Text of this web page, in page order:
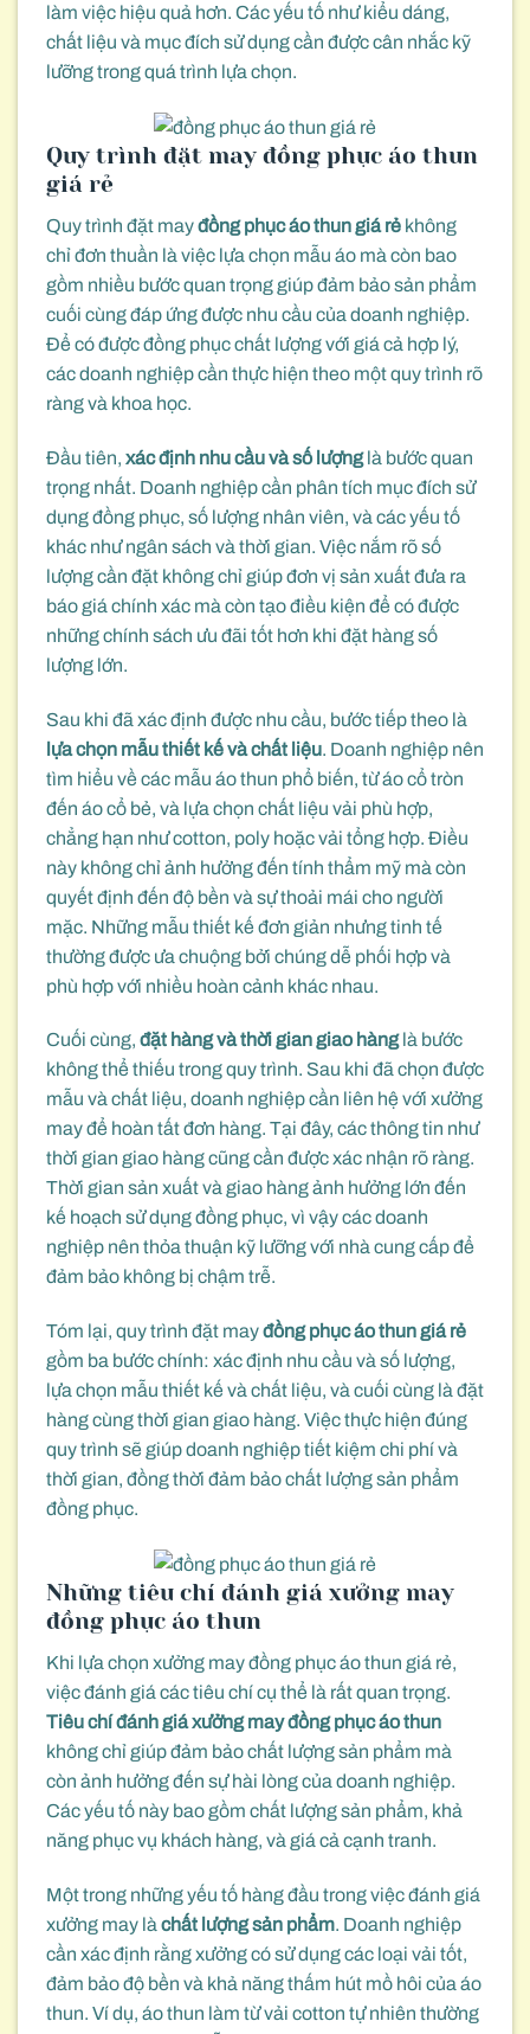
làm việc hiệu quả hơn. Các yếu tố như kiểu dáng,
chất liệu và mục đích sử dụng cần được cân nhắc kỹ
lưỡng trong quá trình lựa chọn.
Quy trình đặt may đồng phục áo thun
giá rẻ
Quy trình đặt mayđồng phục áo thun giá rẻ không
chỉ đơn thuần là việc lựa chọn mẫu áo mà còn bao
gồm nhiều bước quan trọng giúp đảm bảo sản phẩm
cuối cùng đáp ứng được nhu cầu của doanh nghiệp.
Để có được đồng phục chất lượng với giá cả hợp lý,
các doanh nghiệp cần thực hiện theo một quy trình rõ
ràng và khoa học.
Đầu tiên, xác định nhu cầu và số lượnglà bước quan
trọng nhất. Doanh nghiệp cần phân tích mục đích sử
dụng đồng phục, số lượng nhân viên, và các yếu tố
khác như ngân sách và thời gian. Việc nắm rõ số
lượng cần đặt không chỉ giúp đơn vị sản xuất đưa ra
báo giá chính xác mà còn tạo điều kiện để có được
những chính sách ưu đãi tốt hơn khi đặt hàng số
lượng lớn.
Sau khi đã xác định được nhu cầu, bước tiếp theo là
lựa chọn mẫu thiết kế và chất liệu. Doanh nghiệp nên
tìm hiểu về các mẫu áo thun phổ biến, từ áo cổ tròn
đến áo cổ bẻ, và lựa chọn chất liệu vải phù hợp,
chẳng hạn như cotton, poly hoặc vải tổng hợp. Điều
này không chỉ ảnh hưởng đến tính thẩm mỹ mà còn
quyết định đến độ bền và sự thoải mái cho người
mặc. Những mẫu thiết kế đơn giản nhưng tinh tế
thường được ưa chuộng bởi chúng dễ phối hợp và
phù hợp với nhiều hoàn cảnh khác nhau.
Cuối cùng, đặt hàng và thời gian giao hànglà bước
không thể thiếu trong quy trình. Sau khi đã chọn được
mẫu và chất liệu, doanh nghiệp cần liên hệ với xưởng
may để hoàn tất đơn hàng. Tại đây, các thông tin như
thời gian giao hàng cũng cần được xác nhận rõ ràng.
Thời gian sản xuất và giao hàng ảnh hưởng lớn đến
kế hoạch sử dụng đồng phục, vì vậy các doanh
nghiệp nên thỏa thuận kỹ lưỡng với nhà cung cấp để
đảm bảo không bị chậm trễ.
Tóm lại, quy trình đặt mayđồng phục áo thun giá rẻ
gồm ba bước chính: xác định nhu cầu và số lượng,
lựa chọn mẫu thiết kế và chất liệu, và cuối cùng là đặt
hàng cùng thời gian giao hàng. Việc thực hiện đúng
quy trình sẽ giúp doanh nghiệp tiết kiệm chi phí và
thời gian, đồng thời đảm bảo chất lượng sản phẩm
đồng phục.
Những tiêu chí đánh giá xưởng may
đồng phục áo thun
Khi lựa chọn xưởng may đồng phục áo thun giá rẻ,
việc đánh giá các tiêu chí cụ thể là rất quan trọng.
Tiêu chí đánh giá xưởng may đồng phục áo thun
không chỉ giúp đảm bảo chất lượng sản phẩm mà
còn ảnh hưởng đến sự hài lòng của doanh nghiệp.
Các yếu tố này bao gồm chất lượng sản phẩm, khả
năng phục vụ khách hàng, và giá cả cạnh tranh.
Một trong những yếu tố hàng đầu trong việc đánh giá
xưởng may là chất lượng sản phẩm. Doanh nghiệp
cần xác định rằng xưởng có sử dụng các loại vải tốt,
đảm bảo độ bền và khả năng thấm hút mồ hôi của áo
thun. Ví dụ, áo thun làm từ vải cotton tự nhiên thường